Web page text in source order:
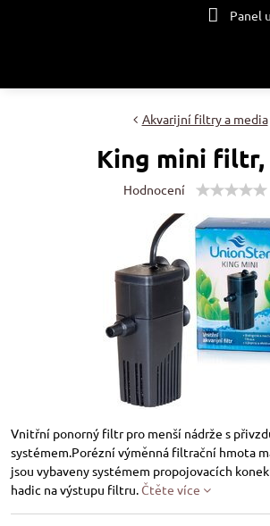
Panel
Akvarijní filtry a media
King mini filtr,
Hodnocení
Vnitřní ponorný filtr pro menší nádrže s
systémem.Porézní výměnná filtrační hmota
jsou vybaveny systémem propojovacích
hadic na výstupu filtru.Čtěte více